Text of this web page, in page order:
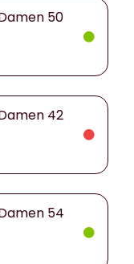
50
42
54